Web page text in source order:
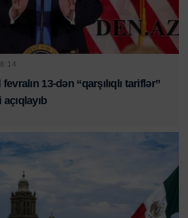
13-dən “qarşılıqlı tariflər”